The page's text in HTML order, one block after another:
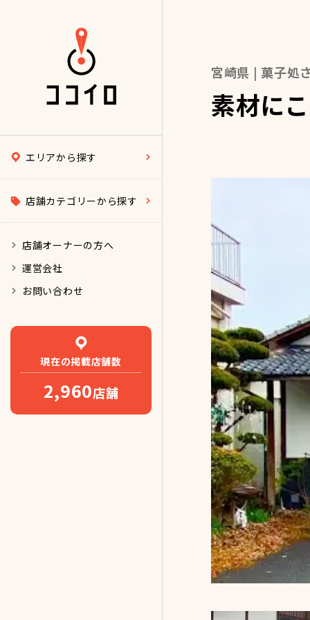
エリアから探す
店舗カテゴリーから探す
店舗オーナーの方へ
運営会社
お問い合わせ
現在の掲載店舗数
2,960店舗
宮崎県 | 菓子処
素材に